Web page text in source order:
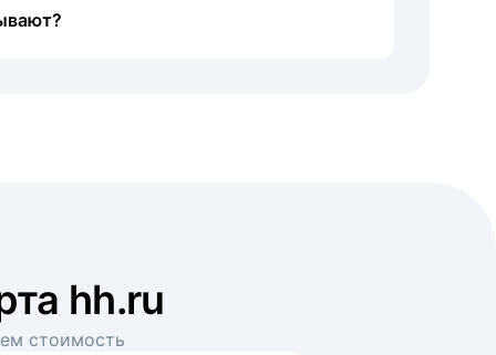
hh.ru
стоимость